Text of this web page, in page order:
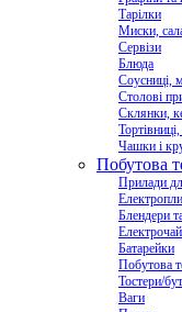
Тарілки
Миски,
Сервізи
Блюда
Соусниці,
Столові
Склянки,
Чашки і
Побутова
Прилади
Блендери
Батарейки
Побутова
Тостери/
Ваги